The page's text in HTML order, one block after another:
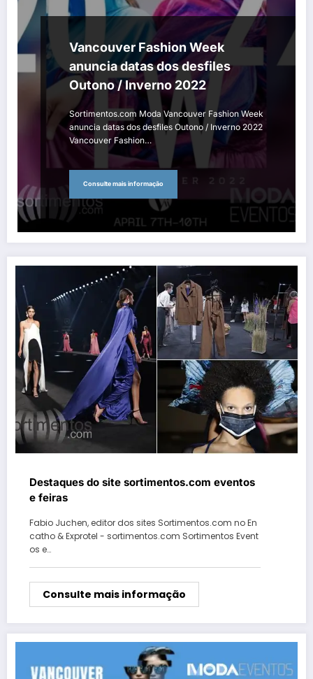
Vancouver Fashion Week
anuncia datas dos desfiles
Outono / Inverno 2022
Sortimentos.com Moda Vancouver Fashion Week
anuncia datas dos desfiles Outono / Inverno 2022
Vancouver Fashion…
Consulte mais informação
Destaques do site sortimentos.com eventos
e feiras
Fabio Juchen, editor dos sites Sortimentos.com no En
catho & Exprotel - sortimentos.com Sortimentos Event
os e…
Consulte mais informação